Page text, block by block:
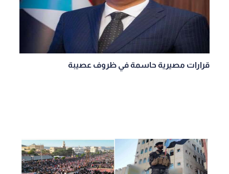
قرارات مصيرية حاسمة في ظروف عصيبة